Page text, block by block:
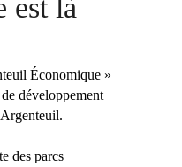
est là
Économique »
développement
des parcs